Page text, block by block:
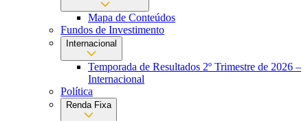
Mapa de Conteúdos
Fundos de Investimento
Internacional
Temporada de Resultados 2º Trimestre de 2026 –
Internacional
Política
Renda Fixa